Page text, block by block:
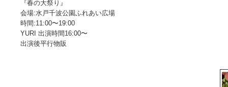
『春の大祭り』
会場:水戸千波公園ふれあい広場
時間:11:00〜19:00
YURI 出演時間16:00〜
出演後平行物販